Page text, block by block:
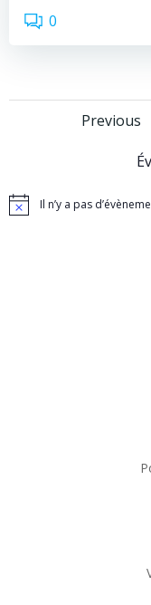
0
Previous
NoticeIl n’y a pas